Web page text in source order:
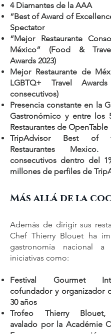
4 Diamantes de la AAA
“Best of Award of
Spectator
“Mejor Restaurante
México” (Food &
Awards 2023)
Mejor Restaurante de
LGBTQ+ Travel
consecutivos)
Presencia constante en la
Gastronómico y entre los
Restaurantes de OpenTable
TripAdvisor Best of
Restaurantes
consecutivos dentro del
millones de perfiles de
Más allá de la
Además de dirigir sus
Chef Thierry Blouet ha
gastronomía nacional a
iniciativas como:
Festival Gourmet
cofundador y organizador
30 años
Trofeo Thierry Blouet,
avalado por la Académie